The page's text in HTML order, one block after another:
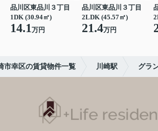
品川区東品川３丁目
1DK (30.94㎡)
14.1万円
品川区東品川３丁目
2LDK (45.57㎡)
21.4万円
市幸区の賃貸物件一覧 川崎駅 グラ